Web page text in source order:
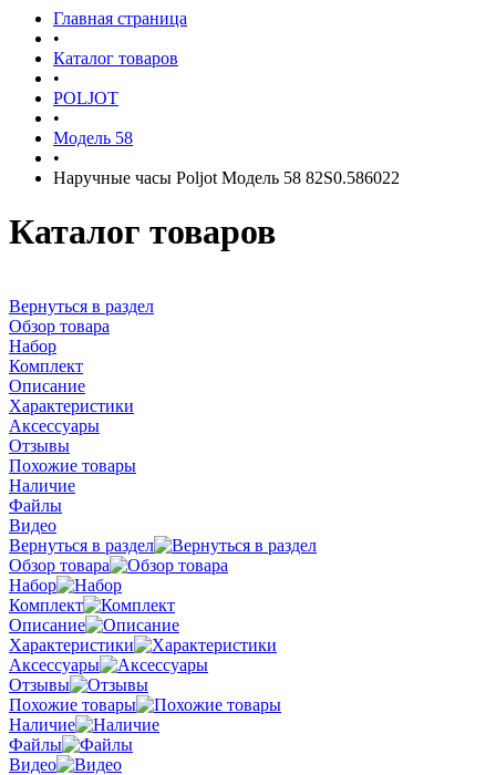
Главная страница
•
Каталог товаров
•
POLJOT
•
Модель 58
•
Наручные часы Poljot Модель 58 82S0.586022
Каталог товаров
Вернуться в раздел
Обзор товара
Набор
Комплект
Описание
Характеристики
Аксессуары
Отзывы
Похожие товары
Наличие
Файлы
Видео
Вернуться в раздел
Обзор товара
Набор
Комплект
Описание
Характеристики
Аксессуары
Отзывы
Похожие товары
Наличие
Файлы
Видео